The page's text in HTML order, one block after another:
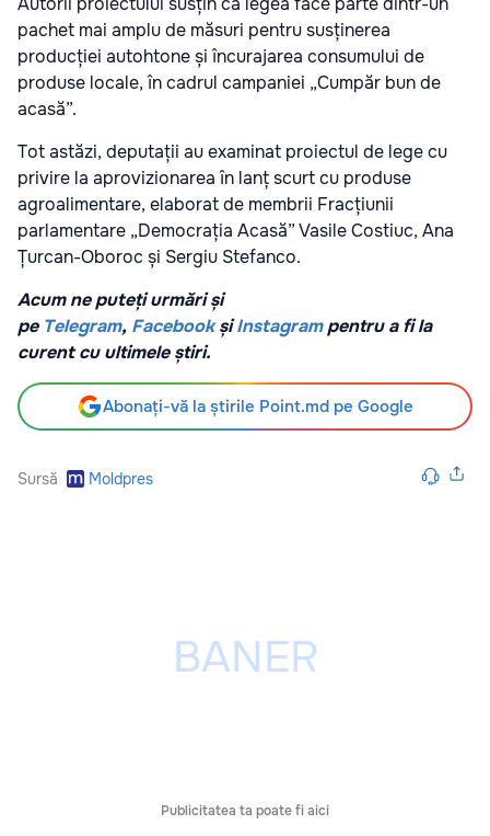
pachet mai amplu de măsuri pentru susținerea
producției autohtone și încurajarea consumului de
produse locale, în cadrul campaniei „Cumpăr bun de
acasă”.
Tot astăzi, deputații au examinat proiectul de lege cu
privire la aprovizionarea în lanț scurt cu produse
agroalimentare, elaborat de membrii Fracțiunii
parlamentare „Democrația Acasă” Vasile Costiuc, Ana
Țurcan-Oboroc și Sergiu Stefanco.
Acum ne puteți urmări și
pe Telegram, Facebook șiInstagrampentru a fi la
curent cu ultimele știri.
Abonați-vă la știrile Point.md pe Google
Sursă Moldpres
Publicitatea ta poate fi aici